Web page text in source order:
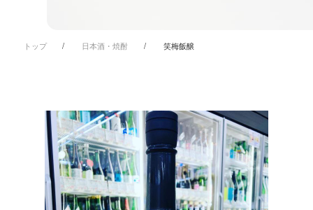
トップ 日本酒・焼酎 笑梅飯醸